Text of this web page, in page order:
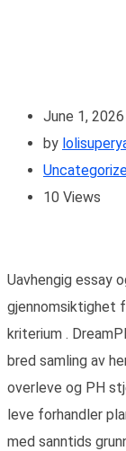
June 1, 2026
by
10 Views
Uavhengig essay
gjennomsiktighet
kriterium .
bred samling av
overleve og PH
leve forhandler
med sanntids